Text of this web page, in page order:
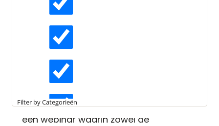
Longreads
Filter by Categorieën
Leestijd:2 minuten
Resultaten pilotprojecten
Zorg bekend: ‘Goede lessen
geleerd’
De pilotprojecten om het
voor zorgvastgoed te verduurzamen
worden op 2 maart gepresenteerd.
DGBC organiseert speciaal daarvoor
een webinar waarin zowel de